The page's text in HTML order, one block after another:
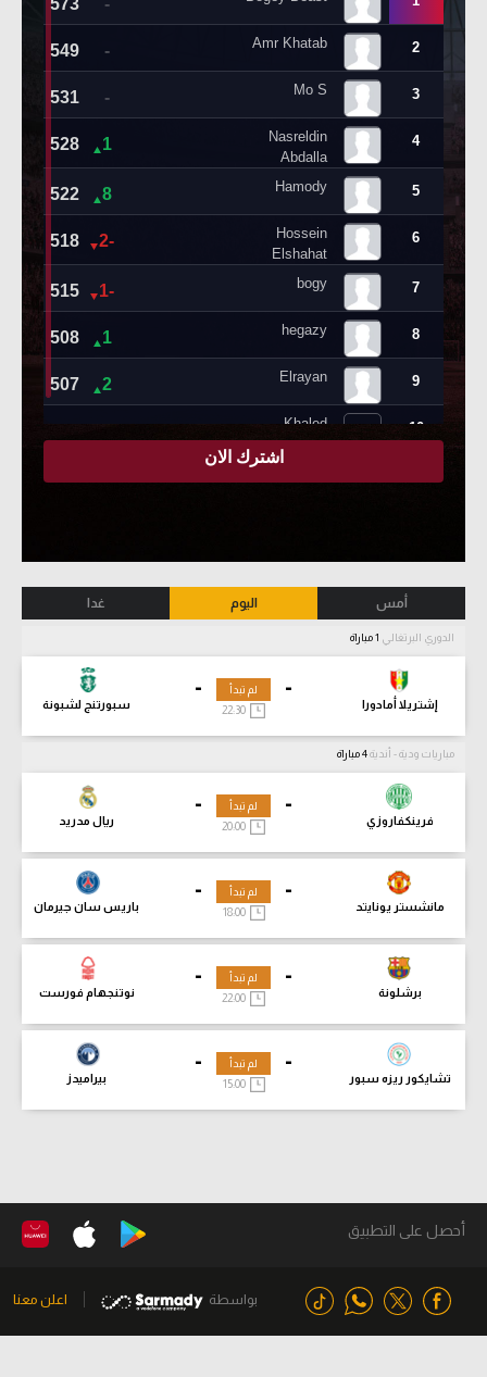
أمس اليوم غدا
الدوري البرتغالي
-
إشتريلا أمادورا
-
سبورتنج لشبونة
لم تبدأ
مباريات ودية - أندية
-
فرينكفاروزي
-
ريال مدريد
لم تبدأ
-
مانشستر يونايتد
-
باريس سان جيرمان
لم تبدأ
18:00
-
برشلونة
-
نوتنجهام فورست
لم تبدأ
-
تشايكور ريزه سبور
-
بيراميدز
لم تبدأ
15:00
أحصل على التطبيق
بواسطة اعلن معنا